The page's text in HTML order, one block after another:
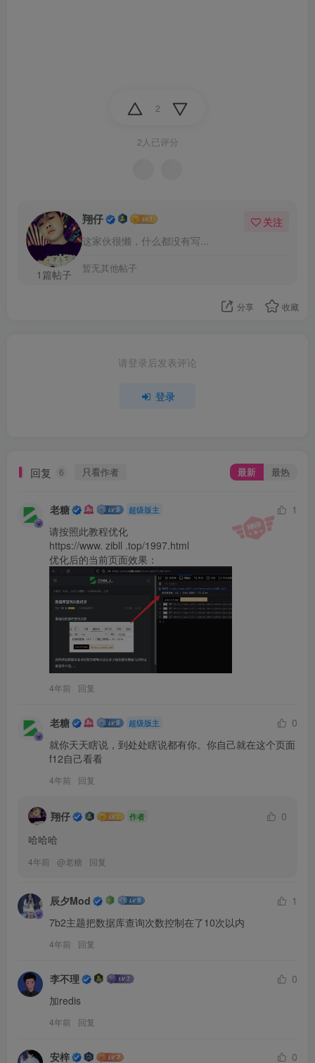
2
2人已评分
1篇帖子
翔仔
这家伙很懒，什么都没有写...
关注
暂无其他帖子
分享 收藏
请登录后发表评论
登录
回复 6 只看作者 最新 最热
老糖 超级版主
1
请按照此教程优化
https://www. zibll .top/1997.html
4年前 回复
老糖 超级版主
0
就你天天瞎说，到处处瞎说都有你。你自己就在这个页面
f12自己看看
4年前 回复
翔仔 作者
0
哈哈哈
4年前 @老糖 回复
辰夕Mod
1
7b2主题把数据库查询次数控制在了10次以内
4年前 回复
李不理
0
加redis
4年前 回复
安梓 0